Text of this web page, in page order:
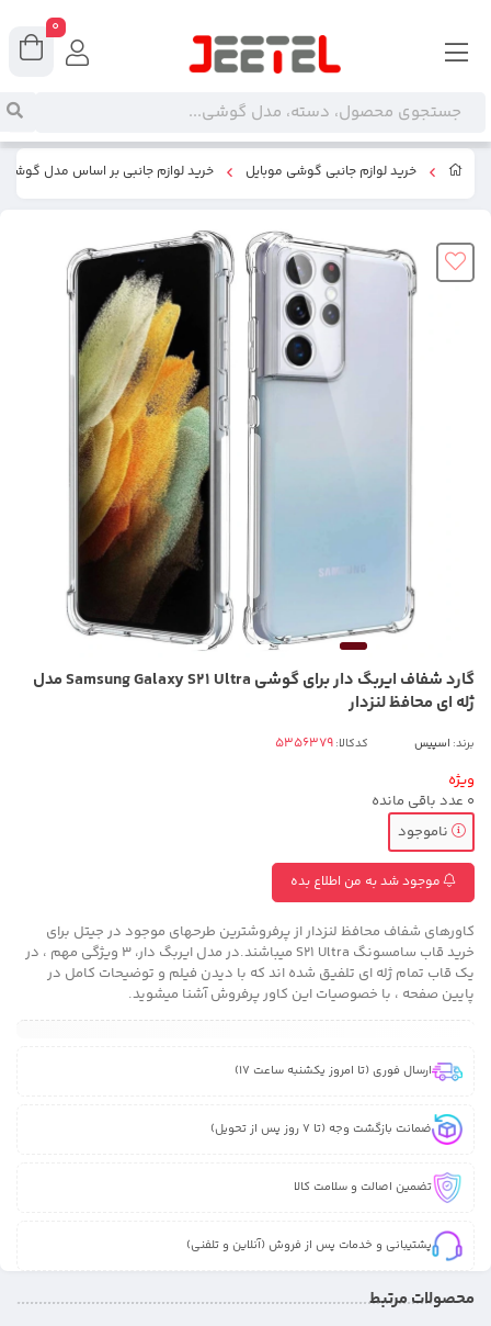
خرید لوازم جانبی گوشی موبایل خرید لوازم جانبی بر اساس مدل گوشی
گارد شفاف ایربگ دار برای گوشی Samsung Galaxy S21 Ultra مدل
ژله ای محافظ لنزدار
برند: اسپیس کدکالا:
ویژه
0 عدد باقی مانده
ناموجود
موجود شد به من اطلاع بده
کاورهای شفاف محافظ لنزدار از پرفروشترین طرحهای موجود در جیتل برای
خرید قاب سامسونگ S21 Ultra میباشند.در مدل ایربگ دار، 3 ویژگی مهم ، در
یک قاب تمام ژله ای تلفیق شده اند که با دیدن فیلم و توضیحات کامل در
پایین صفحه ، با خصوصیات این کاور پرفروش آشنا میشوید.
ارسال فوری (تا امروز یکشنبه ساعت 17)
ضمانت بازگشت وجه (تا 7 روز پس از تحویل)
تضمین اصالت و سلامت کالا
پشتیبانی و خدمات پس از فروش (آنلاین و تلفنی)
محصولات مرتبط
0